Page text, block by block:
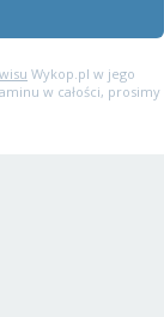
Wykop.pl w jego
w całości, prosimy